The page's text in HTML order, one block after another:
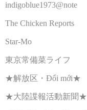
indigoblue1973@note
The Chicken Reports
Star-Mo
東京常備菜ライフ
★解放区・Đổi mới★
★大陸諜報活動新聞★